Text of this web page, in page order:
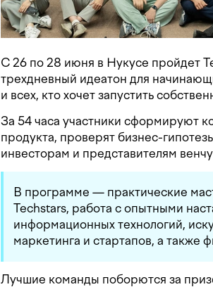
С 26 по 28 июня в Нукусе пройдет
трехдневный идеатон для
и всех, кто хочет запустить
За 54 часа участники сформируют
продукта, проверят бизнес-
инвесторам и представителям
В программе — практические
Techstars, работа с опытными
информационных технологий,
маркетинга и стартапов, а также
Лучшие команды поборются за